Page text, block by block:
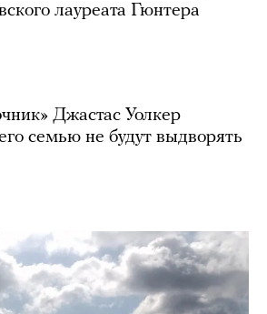
лауреата Гюнтера
Джастас Уолкер
семью не будут выдворять